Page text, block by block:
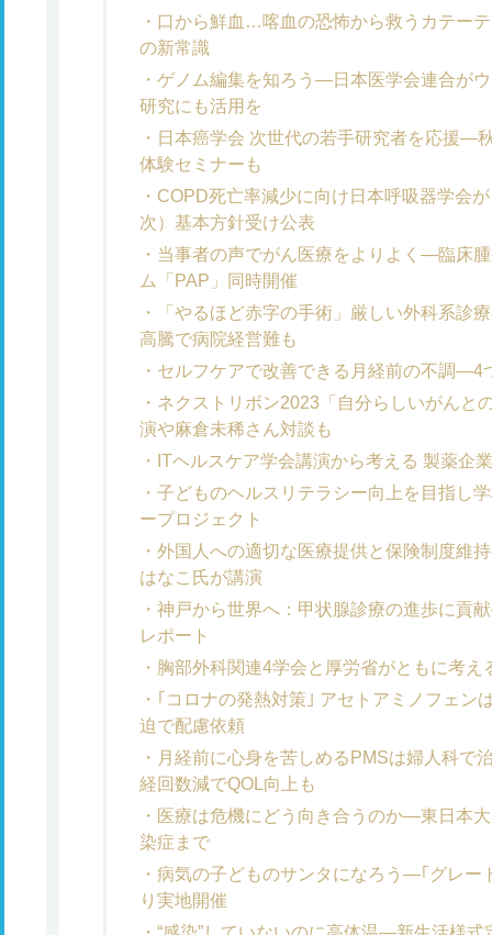
口から鮮血…喀血の恐怖から救うカテー
の新常識
ゲノム編集を知ろう―日本医学会連合が
研究にも活用を
日本癌学会 次世代の若手研究者を応援―
体験セミナーも
COPD死亡率減少に向け日本呼吸器学会
次）基本方針受け公表
当事者の声でがん医療をよりよく―臨床
ム「PAP」同時開催
「やるほど赤字の手術」厳しい外科系診
高騰で病院経営難も
セルフケアで改善できる月経前の不調―4
ネクストリボン2023「自分らしいがんと
演や麻倉未稀さん対談も
ITヘルスケア学会講演から考える 製薬企
子どものヘルスリテラシー向上を目指し
ープロジェクト
外国人への適切な医療提供と保険制度維
はなこ氏が講演
神戸から世界へ：甲状腺診療の進歩に貢
レポート
胸部外科関連4学会と厚労省がともに考え
｢コロナの発熱対策｣ アセトアミノフェ
迫で配慮依頼
月経前に心身を苦しめるPMSは婦人科で
経回数減でQOL向上も
医療は危機にどう向き合うのか―東日本
染症まで
病気の子どものサンタになろう―｢グレー
り実地開催